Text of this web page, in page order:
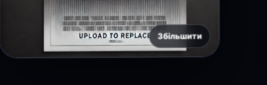
Збільшити